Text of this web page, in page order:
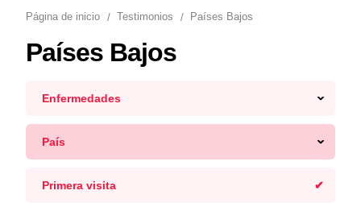
Página de inicio Testimonios Países Bajos
Países Bajos
Enfermedades
País
Primera visita